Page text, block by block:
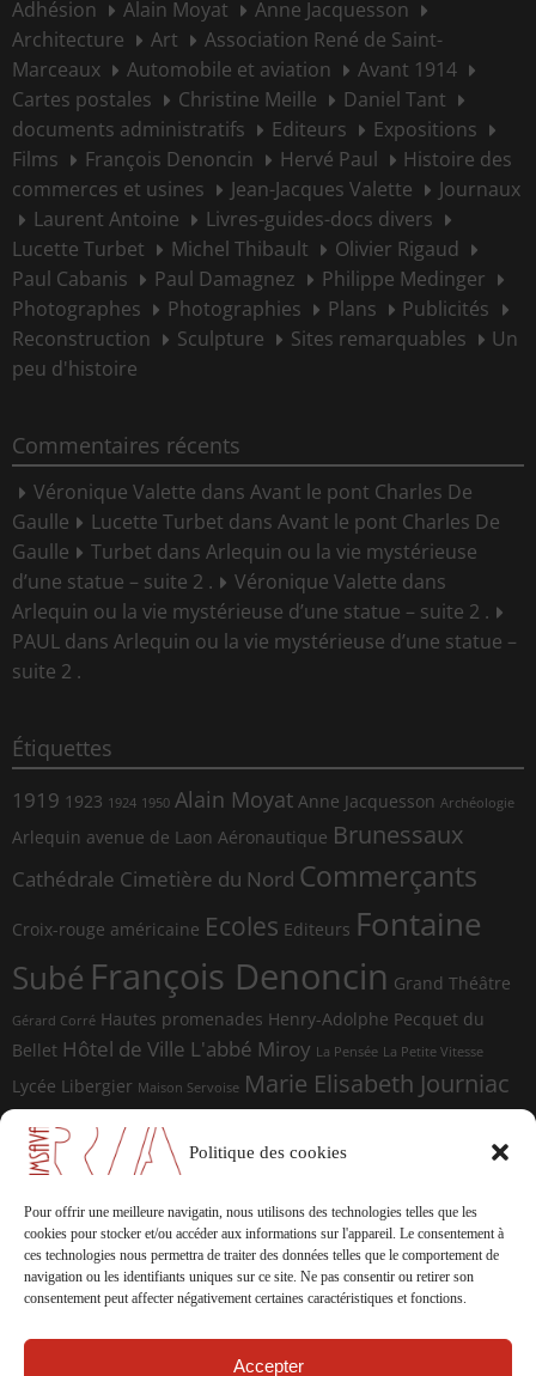
Politique des cookies
Pour offrir une meilleure navigatin, nous utilisons des technologies telles que les
cookies pour stocker et/ou accéder aux informations sur l'appareil. Le consentement à
ces technologies nous permettra de traiter des données telles que le comportement de
navigation ou les identifiants uniques sur ce site. Ne pas consentir ou retirer son
consentement peut affecter négativement certaines caractéristiques et fonctions.
Accepter
Adhésion
Alain Moyat
Anne Jacquesson
Architecture
Art
Association René de Saint-
Marceaux
Automobile et aviation
Avant 1914
Cartes postales
Christine Meille
Daniel Tant
documents administratifs
Editeurs
Expositions
Films
François Denoncin Hervé Paul
Histoire des
commerces et usines
Jean-Jacques Valette
Journaux
Laurent Antoine
Livres-guides-docs divers
Lucette Turbet
Michel Thibault
Olivier Rigaud
Paul Cabanis
Paul Damagnez
Philippe Medinger
Photographes
Photographies Plans
Publicités
Reconstruction
Sculpture Sites remarquables
Un
peu d'histoire
Commentaires récents
Véronique Valette dans Avant le pont Charles De
Gaulle
Lucette Turbet dans Avant le pont Charles De
Gaulle
Turbet dans Arlequin ou la vie mystérieuse
d’une statue – suite 2 .
Véronique Valette dans
Arlequin ou la vie mystérieuse d’une statue – suite 2 .
PAUL dans Arlequin ou la vie mystérieuse d’une statue –
suite 2 .
Étiquettes
1919 1923 1924 1950 Alain Moyat Anne Jacquesson Archéologie
Arlequin avenue de Laon Aéronautique Brunessaux
Cathédrale Cimetière du Nord Commerçants
Croix-rouge américaine Ecoles Editeurs Fontaine
Subé François Denoncin Grand Théâtre
Gérard Corré Hautes promenades Henry-Adolphe Pecquet du
Bellet Hôtel de Ville L'abbé Miroy La Pensée La Petite Vitesse
Lycée Libergier Maison Servoise Marie Elisabeth Journiac
Marie Elisabeth Journiac Audigou
Photographes Place d'Erlon place du Forum
Rue de la
Magdeleine
Rue de Soissons Rue de Vesle Rue du Temple
Saint-MarceauxsculpturesThomas
Geffrelot théâtre Tranchées